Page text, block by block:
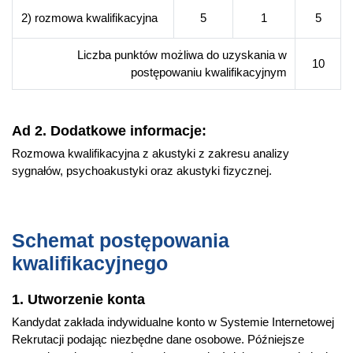
działalności badawczej i dydaktycznej współpracuje z
kilkudziesięcioma jednostkami gospodarczymi i instytucjami
kulturalnymi.
Wybór tematyki pracy magisterskiej jest poprzedzony
obszarach, tzn. akustyki środowiska, psychoakustyki,
audiologii, protetyki słuchu, reżyserii dźwięku i akustyki
molekularnej.
Akustyka audiologiczna
Akustyka stosowana
Dźwięk i multimedia
Wybrane przedmioty
Na każdej specjalności realizowane są zajęcia specjalistyczne
2) rozmowa kwalifikacyjna 5 1 5
Liczba punktów możliwa do uzyskania w
postępowaniu kwalifikacyjnym
10
Ad 2. Dodatkowe informacje:
Rozmowa kwalifikacyjna z akustyki z zakresu analizy
sygnałów, psychoakustyki oraz akustyki fizycznej.
Schemat postępowania
kwalifikacyjnego
1. Utworzenie konta
Kandydat zakłada indywidualne konto w Systemie Internetowej
Rekrutacji podając niezbędne dane osobowe. Późniejsze